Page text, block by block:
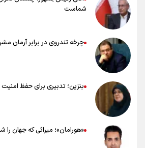
شماست
چرخه تندروی در برابر آرمان
بنزین؛ تدبیری برای حفظ امنیت
«هورامان»؛ میراثی که جهان را